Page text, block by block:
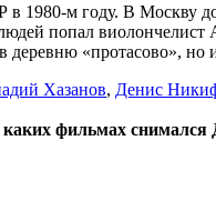
1980-м году. В Москву
попал виолончелист
«протасово», но
Хазанов, Денис
каких фильмах снимался